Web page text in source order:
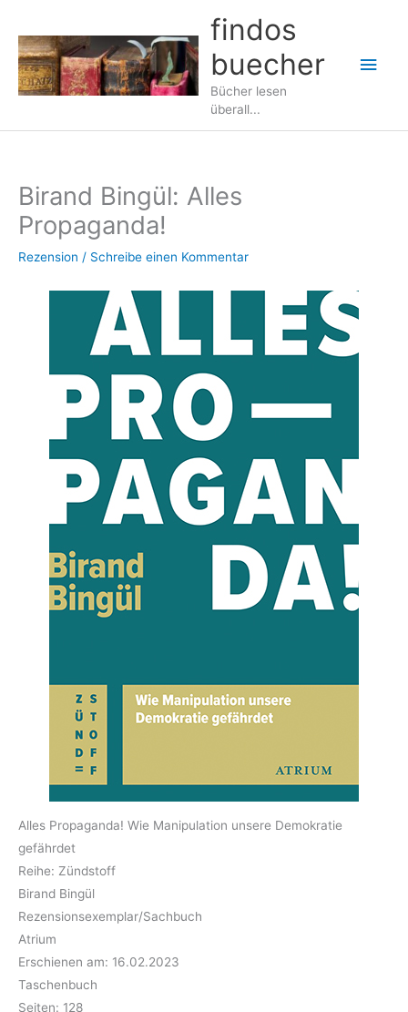
Inhalt
springen
findos
buecher
Bücher lesen
überall...
Birand Bingül: Alles
Propaganda!
Rezension / Schreibe einen Kommentar
Alles Propaganda! Wie Manipulation unsere Demokratie
gefährdet
Reihe: Zündstoff
Birand Bingül
Rezensionsexemplar/Sachbuch
Atrium
Erschienen am: 16.02.2023
Taschenbuch
Seiten: 128